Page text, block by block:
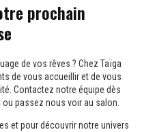
prochain
de vos rêves ? Chez Taïga
de vous accueillir et de vous
Contactez notre équipe dès
passez nous voir au salon.
et pour découvrir notre univers